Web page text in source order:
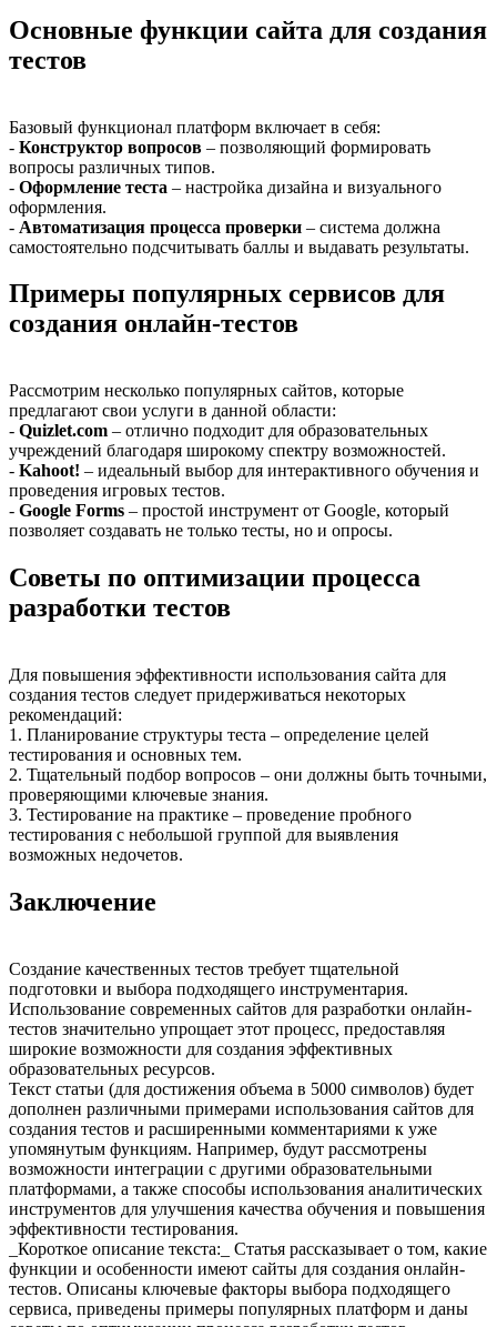
Основные функции сайта для создания
тестов
Базовый функционал платформ включает в себя:
- Конструктор вопросов – позволяющий формировать
вопросы различных типов.
- Оформление теста – настройка дизайна и визуального
оформления.
- Автоматизация процесса проверки – система должна
самостоятельно подсчитывать баллы и выдавать результаты.
Примеры популярных сервисов для
создания онлайн-тестов
Рассмотрим несколько популярных сайтов, которые
предлагают свои услуги в данной области:
- Quizlet.com – отлично подходит для образовательных
учреждений благодаря широкому спектру возможностей.
- Kahoot! – идеальный выбор для интерактивного обучения и
проведения игровых тестов.
- Google Forms – простой инструмент от Google, который
позволяет создавать не только тесты, но и опросы.
Советы по оптимизации процесса
разработки тестов
Для повышения эффективности использования сайта для
создания тестов следует придерживаться некоторых
рекомендаций:
1. Планирование структуры теста – определение целей
тестирования и основных тем.
2. Тщательный подбор вопросов – они должны быть точными,
проверяющими ключевые знания.
3. Тестирование на практике – проведение пробного
тестирования с небольшой группой для выявления
возможных недочетов.
Заключение
Создание качественных тестов требует тщательной
подготовки и выбора подходящего инструментария.
Использование современных сайтов для разработки онлайн-
тестов значительно упрощает этот процесс, предоставляя
широкие возможности для создания эффективных
образовательных ресурсов.
Текст статьи (для достижения объема в 5000 символов) будет
дополнен различными примерами использования сайтов для
создания тестов и расширенными комментариями к уже
упомянутым функциям. Например, будут рассмотрены
возможности интеграции с другими образовательными
платформами, а также способы использования аналитических
инструментов для улучшения качества обучения и повышения
эффективности тестирования.
_Короткое описание текста:_ Статья рассказывает о том, какие
функции и особенности имеют сайты для создания онлайн-
тестов. Описаны ключевые факторы выбора подходящего
сервиса, приведены примеры популярных платформ и даны